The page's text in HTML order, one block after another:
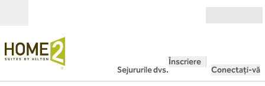
Sejururile dvs.
Înscriere
Conectați-vă